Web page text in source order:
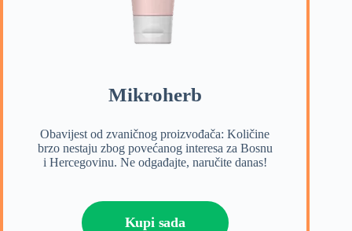
Mikroherb
Obavijest od zvaničnog proizvođača: Količine
brzo nestaju zbog povećanog interesa za Bosnu
i Hercegovinu. Ne odgađajte, naručite danas!
Kupi sada